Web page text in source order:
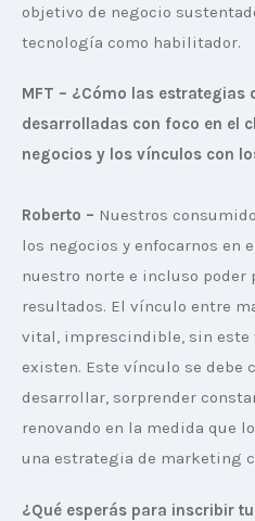
objetivo de negocio
tecnología como habilitador.
MFT – ¿Cómo las estrategias
desarrolladas con foco en el
negocios y los vínculos con
Roberto – Nuestros
los negocios y enfocarnos en
nuestro norte e incluso poder
resultados. El vínculo entre
vital, imprescindible, sin este
existen. Este vínculo se debe
desarrollar, sorprender
renovando en la medida que
una estrategia de marketing
¿Qué esperás para inscribir